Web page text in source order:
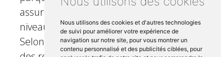
Nous utilisons des cookies et d'autres technologies
de suivi pour améliorer votre expérience de
navigation sur notre site, pour vous montrer un
contenu personnalisé et des publicités ciblées, pour
assurons que le sous-plancher est de
niveau et propre avant l'installation.
Selon vos préférences, nous installons